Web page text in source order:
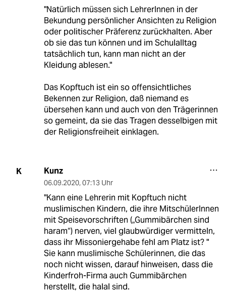
"Natürlich müssen sich LehrerInnen in der
Bekundung persönlicher Ansichten zu Religion
oder politischer Präferenz zurückhalten. Aber
ob sie das tun können und im Schulalltag
tatsächlich tun, kann man nicht an der
Kleidung ablesen."
Das Kopftuch ist ein so offensichtliches
Bekennen zur Religion, daß niemand es
übersehen kann und auch von den Trägerinnen
so gemeint, da sie das Tragen desselbigen mit
der Religionsfreiheit einklagen.
K Kunz
06.09.2020, 07:13 Uhr
"Kann eine Lehrerin mit Kopftuch nicht
muslimischen Kindern, die ihre MitschülerInnen
mit Speisevorschriften („Gummibärchen sind
haram“) nerven, viel glaubwürdiger vermitteln,
dass ihr Missoniergehabe fehl am Platz ist? "
Sie kann muslimische Schülerinnen, die das
noch nicht wissen, darauf hinweisen, dass die
Kinderfroh-Firma auch Gummibärchen
herstellt, die halal sind.